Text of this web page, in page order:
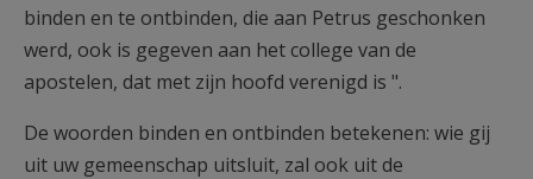
binden en te ontbinden, die aan Petrus geschonken
werd, ook is gegeven aan het college van de
apostelen, dat met zijn hoofd verenigd is ".
De woorden binden en ontbinden betekenen: wie gij
uit uw gemeenschap uitsluit, zal ook uit de